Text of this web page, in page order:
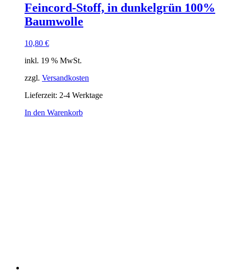
Feincord-Stoff, in dunkelgrün 100%
Baumwolle
10,80 €
inkl. 19 % MwSt.
zzgl. Versandkosten
Lieferzeit: 2-4 Werktage
In den Warenkorb